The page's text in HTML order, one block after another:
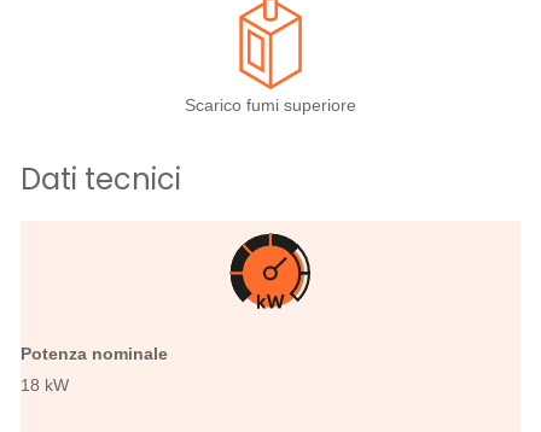
Scarico fumi superiore
Dati tecnici
Potenza nominale
18 kW